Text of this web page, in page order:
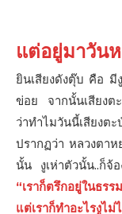
แต่อยู่มาวัน
ยินเสียงดังตุ๊บ คือ มี
ข่อย จากนั้นเสียงต
ว่าทำไมวันนี้เสียง
ปรากฏว่า หลวงตา
นั้น งูเห่าตัวนั้น..ก็จ้
“เราก็ตรึกอยู่ในธร
แต่เราก็ทำอะไรงูไ